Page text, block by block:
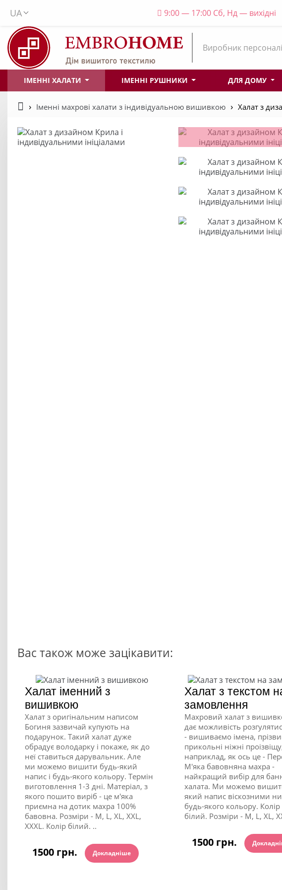
UA 9:00 — 17:00 Сб, Нд — вихідні
Виробник
ІМЕННІ ХАЛАТИ ІМЕННІ РУШНИКИ ДЛЯ ДОМУ
Іменні махрові халати з індивідуальною вишивкою Халат з
Вас також може зацікавити:
Халат іменний з
вишивкою
Халат з оригінальним написом
Богиня зазвичай купують на
подарунок. Такий халат дуже
обрадує володарку і покаже, як до
неї ставиться дарувальник. Але
ми можемо вишити будь-який
напис і будь-якого кольору. Термін
виготовлення 1-3 дні. Матеріал, з
якого пошито виріб - це м'яка
приємна на дотик махра 100%
бавовна. Розміри - M, L, XL, XXL,
XXXL. Колір білий. ..
1500 грн. Докладніше
Халат з текстом
замовлення
Махровий халат з
дає можливість
- вишиваємо імена,
прикольні ніжні
наприклад, як ось це -
М'яка бавовняна махра -
найкращий вибір для
халата. Ми можемо
який напис віскозними
будь-якого кольору. Колір
білий. Розміри - М, L, XL,
1500 грн.